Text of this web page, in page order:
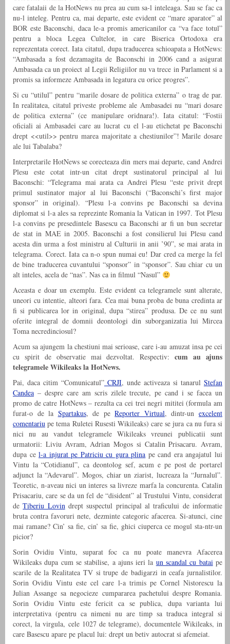
care fatalaii de la HotNews nu prea au cum sa-l inteleaga. Sau se fac ca
nu-l inteleg. Pentru ca, mai departe, este evident ce “mare aparator” al
BOR este Baconschi, daca le-a promis americanilor ca “va face totul”
pentru a bloca Legea Cultelor, in care Biserica Ortodoxa era
reprezentata corect. Iata citatul, dupa traducerea schioapata a HotNews:
“Ambasada a fost dezamagita de Baconschi in 2006 cand a asigurat
Ambasada ca un proiect al Legii Religiilor nu va trece in Parlament si a
promis sa informeze Ambasada in legatura cu orice progres”.
Si cu “utilul” pentru “marile dosare de politica externa” o trag de par.
In realitatea, citatul priveste probleme ale Ambasadei nu “mari dosare
de politica externa” (ce manipulare oridnara!). Iata citatul: “Fostii
oficiali ai Ambasadei care au lucrat cu el l-au etichetat pe Baconschi
drept <<util>> pentru marea majoritate a chestiunilor”! Marile dosare
ale lui Tabalaba?
Interpretarile HotNews se corecteaza din mers mai departe, cand Andrei
Plesu este cotat intr-un citat drept sustinatorul principal al lui
Baconschi: “Telegrama mai arata ca Andrei Plesu “este privit drept
primul sustinator major al lui Baconschi (“Baconschi’s first major
sponsor” in original). “Plesu l-a convins pe Baconschi sa devina
diplomat si l-a ales sa reprezinte Romania la Vatican in 1997. Tot Plesu
l-a convins pe presedintele Basescu ca Baconschi ar fi un bun secretar
de stat in MAE in 2005. Baconschi a fost consilierul lui Plesu cand
acesta din urma a fost ministru al Culturii in anii ’90”, se mai arata in
telegrama.​ Corect. Iata ca n-o spun numai eu! Dar cred ca merge la fel
de bine traducerea cuvantului “sponsor” in “sponsor”. Sau chiar cu un
alt inteles, acela de “nas”. Nas ca in filmul “Nasul”
Aceasta e doar un exemplu. Este evident ca telegramele sunt alterate,
uneori cu intentie, alteori fara. Cea mai buna proba de buna credinta ar
fi si publicarea lor in original, dupa “stirea” produsa. De ce nu sunt
oferite integral de domnii deontologi din suborganizatia lui Mircea
Toma necredinciosul?
Acum sa ajungem la chestiuni mai serioase, care i-au amuzat insa pe cei
cu spirit de observatie mai dezvoltat. Respectiv:cum au ajuns
telegramele Wikileaks la HotNews.
Pai, daca citim “Comunicatul” CRJI, unde activeaza si tanarul Stefan
Candea – despre care am scris zilele trecute, pe cand i se facea un
promo de catre HotNews – rezulta ca cei trei negri mititei (formula am
furat-o de la Spartakus, de peReporter Virtual, dintr-unexcelent
comentariu pe tema Ruletei Rusesti Wikileaks) care se jura ca nu fura si
nici nu au vandut telegramele Wikileaks vreunei publicatii sunt
urmatorii: Liviu Avram, Adrian Mogos si Catalin Prisacaru. Avram,
dupa cel-a injurat pe Patriciu cu gura plina pe cand era angajatul lui
Vintu la “Cotidianul”, ca deontolog sef, acum e pe post de portarel
adjunct la “Adevarul”. Mogos, chiar un ziarist, lucreaza la “Jurnalul”.
Teoretic, n-aveau nici un interes sa livreze marfa la concurenta. Catalin
Prisacariu, care se da un fel de “disident” al Trustului Vintu, considerat
deTiberiu Lovindrept suspectul principal al traficului de informatie
bruta contra favoruri nete, dezminte categoric afacerea. Si-atunci, cine
mai ramane? Cin’ sa fie, cin’ sa fie, ghici ciuperca ce mogul sta-ntr-un
picior?
Sorin Ovidiu Vintu, suparat foc ca nu poate manevra Afacerea
Wikileaks dupa cum se stabilise, a ajuns ieri la un scandal cu bataipe
scarile de la Realitatea TV si trupe de badigarzi in ceafa jurnalistilor.
Sorin Ovidiu Vintu este cel care l-a trimis pe Cornel Nistorescu la
Julian Assange sa negocieze cumpararea pachetului despre Romania.
Sorin Ovidiu Vintu este fericit ca se publica, dupa varianta lui
interpretativa (pentru ca nimeni nu are timp sa traduca integral si
corect, la virgula, cele 1027 de telegrame), documentele Wikileaks, in
care Basescu apare pe placul lui: drept un betiv autocrat si afemeiat.